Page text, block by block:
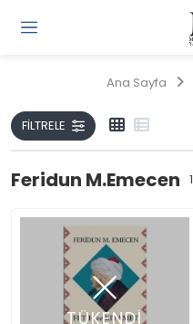
Ana Sayfa
FILTRELE
Feridun M.Emecen 1
TÜKENDİ